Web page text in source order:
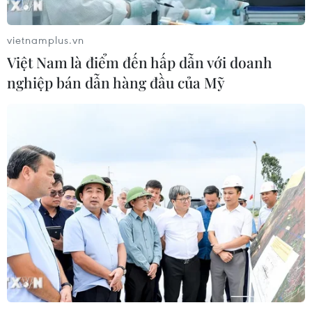
trung tâm giam giữ người nhập cư
trái phép
07/08/2026 22:47
Canada áp dụng biện pháp tự vệ tạm
Kinh tế Mỹ bất ngờ mất 23.000 việc
làm trong tháng 7
07/08/2026 13:57
Tổng thống Mỹ Donald Trump nói
còn quá sớm để bàn về người kế
vietnamplus.vn
Việt Nam là điểm đến hấp dẫn với doanh
nghiệp bán dẫn hàng đầu của Mỹ